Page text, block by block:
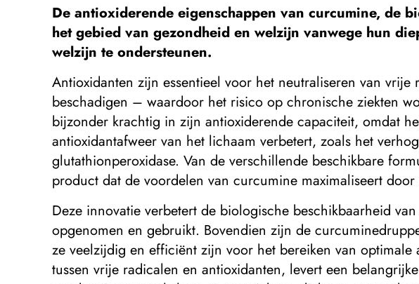
Deantioxiderende eigenschappen van curcumine, de
het gebied van gezondheid en welzijn vanwege hun
welzijn te ondersteunen.
Antioxidanten zijn essentieel voor het neutraliseren van
beschadigen – waardoor het risico op chronische ziekten
bijzonder krachtig in zijn antioxiderende capaciteit, omdat
antioxidantafweer van het lichaam verbetert, zoals het
glutathionperoxidase. Van de verschillende beschikbare
product dat de voordelen van curcumine maximaliseert
Deze innovatie verbetert de biologische beschikbaarheid
opgenomen en gebruikt. Bovendien zijn de
ze veelzijdig en efficiënt zijn voor het bereiken van
tussen vrije radicalen en antioxidanten, levert een